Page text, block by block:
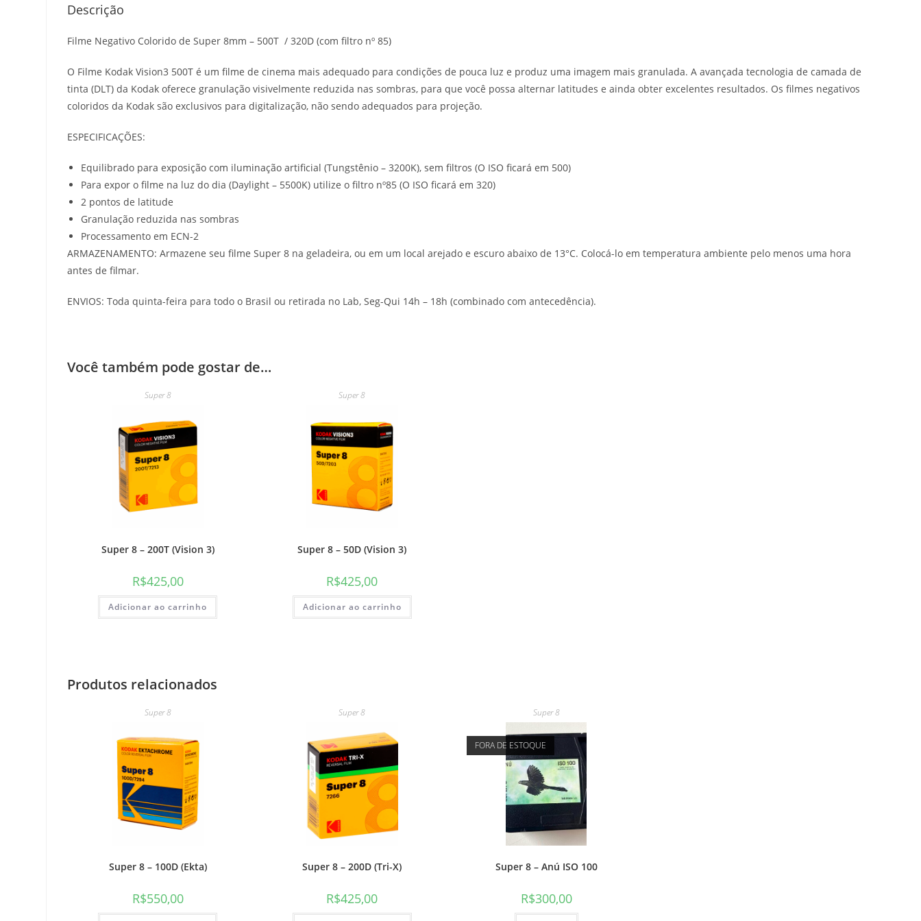
Descrição
Filme Negativo Colorido de Super 8mm – 500T / 320D (com filtro nº 85)
O Filme Kodak Vision3 500T é um filme de cinema mais adequado para condições de pouca luz e produz uma imagem mais granulada. A avançada tecnologia de camada de
tinta (DLT) da Kodak oferece granulação visivelmente reduzida nas sombras, para que você possa alternar latitudes e ainda obter excelentes resultados. Os filmes negativos
coloridos da Kodak são exclusivos para digitalização, não sendo adequados para projeção.
ESPECIFICAÇÕES:
Equilibrado para exposição com iluminação artificial (Tungstênio – 3200K), sem filtros (O ISO ficará em 500)
Para expor o filme na luz do dia (Daylight – 5500K) utilize o filtro nº85 (O ISO ficará em 320)
2 pontos de latitude
Granulação reduzida nas sombras
Processamento em ECN-2
ARMAZENAMENTO: Armazene seu filme Super 8 na geladeira, ou em um local arejado e escuro abaixo de 13°C. Colocá-lo em temperatura ambiente pelo menos uma hora
antes de filmar.
ENVIOS: Toda quinta-feira para todo o Brasil ou retirada no Lab, Seg-Qui 14h – 18h (combinado com antecedência).
Você também pode gostar de…
Super 8
Super 8 – 200T (Vision 3)
R$425,00
Adicionar ao carrinho
Super 8
Super 8 – 50D (Vision 3)
R$425,00
Adicionar ao carrinho
Produtos relacionados
Super 8
Super 8 – 100D (Ekta)
R$550,00
Super 8
Super 8 – 200D (Tri-X)
R$425,00
Super 8
FORA DE ESTOQUE
Super 8 – Anú ISO 100
R$300,00